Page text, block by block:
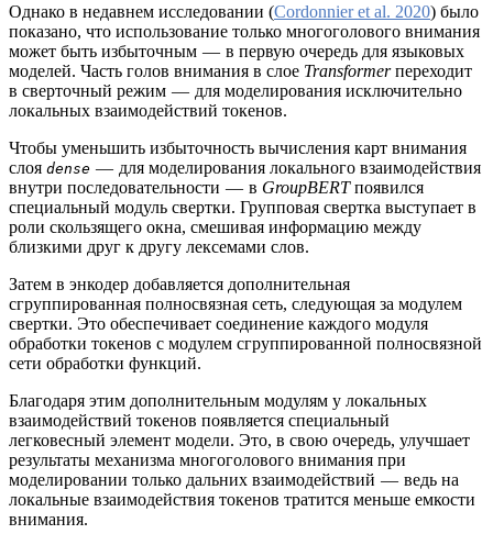
Однако в недавнем исследовании (Cordonnier et al. 2020) было
показано, что использование только многоголового внимания
может быть избыточным — в первую очередь для языковых
моделей. Часть голов внимания в слое Transformerпереходит
в сверточный режим — для моделирования исключительно
локальных взаимодействий токенов.
Чтобы уменьшить избыточность вычисления карт внимания
слоя dense — для моделирования локального взаимодействия
внутри последовательности — в GroupBERTпоявился
специальный модуль свертки. Групповая свертка выступает в
роли скользящего окна, смешивая информацию между
близкими друг к другу лексемами слов.
Затем в энкодер добавляется дополнительная
сгруппированная полносвязная сеть, следующая за модулем
свертки. Это обеспечивает соединение каждого модуля
обработки токенов с модулем сгруппированной полносвязной
сети обработки функций.
Благодаря этим дополнительным модулям у локальных
взаимодействий токенов появляется специальный
легковесный элемент модели. Это, в свою очередь, улучшает
результаты механизма многоголового внимания при
моделировании только дальних взаимодействий — ведь на
локальные взаимодействия токенов тратится меньше емкости
внимания.